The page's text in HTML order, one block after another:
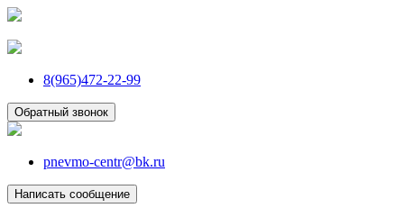
8(965)472-22-99
Обратный звонок
pnevmo-centr@bk.ru
Написать сообщение